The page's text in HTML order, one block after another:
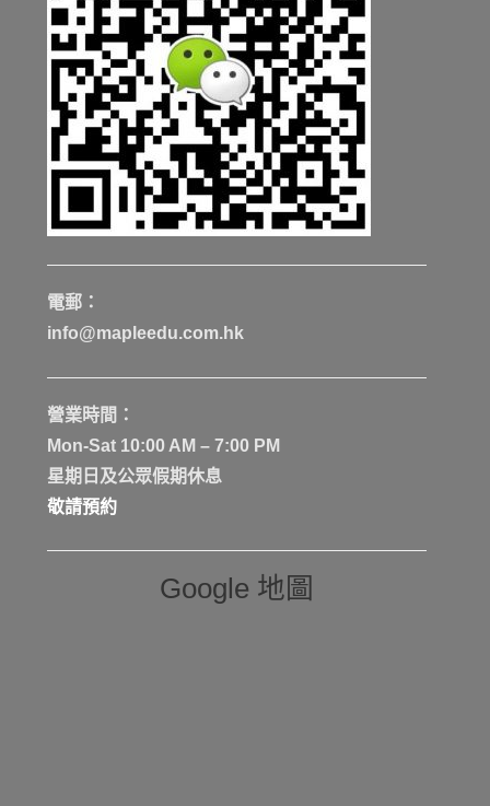
電郵：
info@mapleedu.com.hk
營業時間：
Mon-Sat 10:00 AM – 7:00 PM
星期日及公眾假期休息
敬請預約
Google 地圖